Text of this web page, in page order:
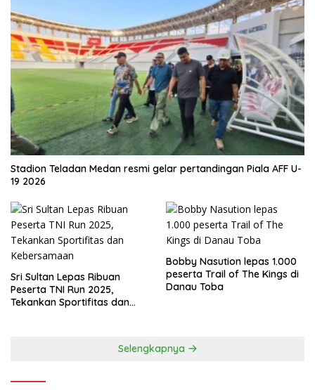
Stadion Teladan Medan resmi gelar pertandingan Piala AFF U-
19 2026
Sri Sultan Lepas Ribuan
Peserta TNI Run 2025,
Tekankan Sportifitas dan
Bobby Nasution lepas 1.000
peserta Trail of The Kings di
Danau Toba
Selengkapnya